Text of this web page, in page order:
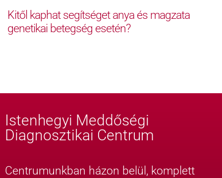
Kitől kaphat segítséget anya és magzata
genetikai betegség esetén?
Istenhegyi Meddőségi
Diagnosztikai Centrum
Centrumunkban házon belül, komplett